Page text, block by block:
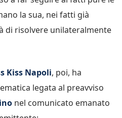
la sua, nei fatti già
di risolvere unilateralmente
Kiss Napoli, poi, ha
legata al preavviso
nel comunicato emanato